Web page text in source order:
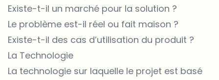
Existe-t-il un marché pour la solution ?
Le problème est-il réel ou fait maison ?
Existe-t-il des cas d’utilisation du produit ?
La Technologie
La technologie sur laquelle le projet est basé